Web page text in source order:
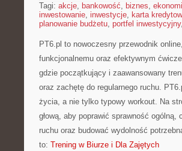
Tagi: akcje, bankowość, biznes,
inwestowanie, inwestycje, karta
planowanie budżetu, portfel inwestycyjny,
PT6.pl to nowoczesny przewodnik
funkcjonalnemu oraz efektywnym
gdzie początkujący i zaawansowany
oraz zachętę do regularnego ruchu.
życia, a nie tylko typowy workout. Na
głową, aby poprawić sprawność
ruchu oraz budować wydolność
to: Trening w Biurze i Dla Zajętych